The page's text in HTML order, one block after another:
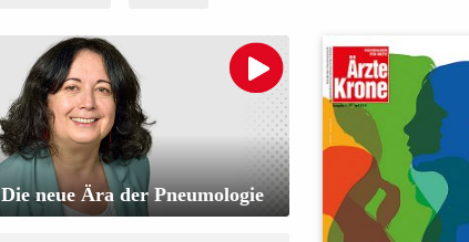
Die neue Ära der Pneumologie